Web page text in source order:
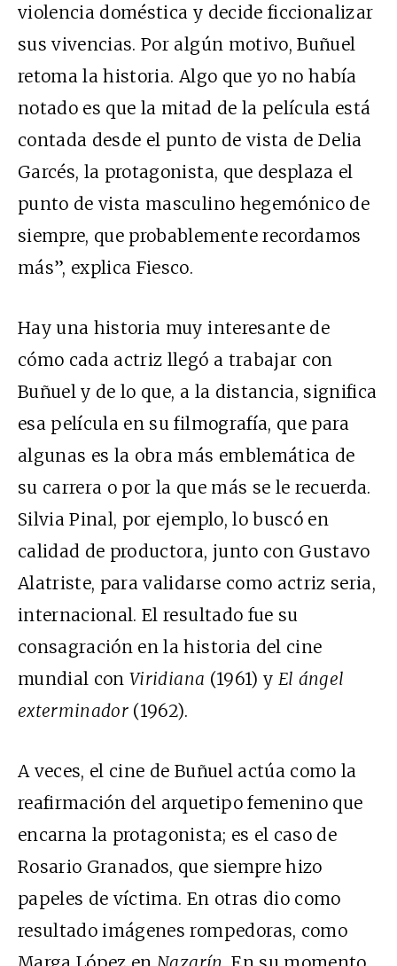
violencia doméstica y decide ficcionalizar
sus vivencias. Por algún motivo, Buñuel
retoma la historia. Algo que yo no había
notado es que la mitad de la película está
contada desde el punto de vista de Delia
Garcés, la protagonista, que desplaza el
punto de vista masculino hegemónico de
siempre, que probablemente recordamos
más”, explica Fiesco.
Hay una historia muy interesante de
cómo cada actriz llegó a trabajar con
Buñuel y de lo que, a la distancia, significa
esa película en su filmografía, que para
algunas es la obra más emblemática de
su carrera o por la que más se le recuerda.
Silvia Pinal, por ejemplo, lo buscó en
calidad de productora, junto con Gustavo
Alatriste, para validarse como actriz seria,
internacional. El resultado fue su
consagración en la historia del cine
mundial conViridiana (1961) y El ángel
exterminador (1962).
A veces, el cine de Buñuel actúa como la
reafirmación del arquetipo femenino que
encarna la protagonista; es el caso de
Rosario Granados, que siempre hizo
papeles de víctima. En otras dio como
resultado imágenes rompedoras, como